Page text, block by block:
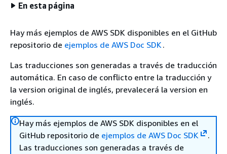
En esta página
Hay más ejemplos de AWS SDK disponibles en el GitHub
repositorio de ejemplos de AWS Doc SDK.
Las traducciones son generadas a través de traducción
automática. En caso de conflicto entre la traducción y
la version original de inglés, prevalecerá la version en
inglés.
Hay más ejemplos de AWS SDK disponibles en el
GitHub repositorio de ejemplos de AWS Doc SDK
.
Las traducciones son generadas a través de